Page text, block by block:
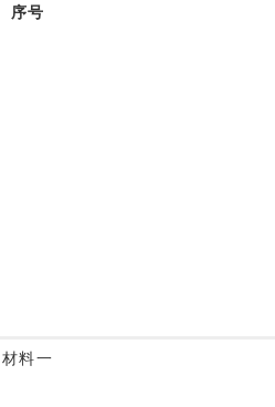
序号
材料一